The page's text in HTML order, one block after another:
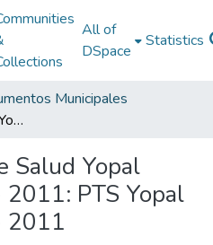
All of
DSpace
Statistics
Municipales
Plan Territorial de Salud Yopal Casanare 2008 - 2011: PTS Yopal Casanare 2008 - 2011
Salud Yopal
PTS Yopal
2011